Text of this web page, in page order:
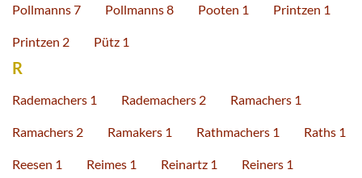
Pollmanns 7 Pollmanns 8 Pooten 1 Printzen 1
Printzen 2 Pütz 1
R
Rademachers 1 Rademachers 2 Ramachers 1
Ramachers 2 Ramakers 1 Rathmachers 1 Raths 1
Reesen 1 Reimes 1 Reinartz 1 Reiners 1